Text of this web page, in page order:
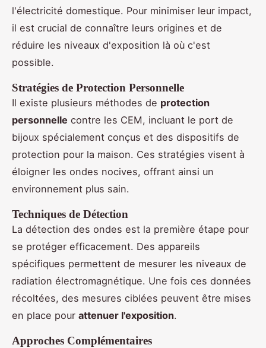
l'électricité domestique. Pour minimiser leur impact,
il est crucial de connaître leurs origines et de
réduire les niveaux d'exposition là où c'est
possible.
Stratégies de Protection Personnelle
Il existe plusieurs méthodes de protection
personnelle contre les CEM, incluant le port de
bijoux spécialement conçus et des dispositifs de
protection pour la maison. Ces stratégies visent à
éloigner les ondes nocives, offrant ainsi un
environnement plus sain.
Techniques de Détection
La détection des ondes est la première étape pour
se protéger efficacement. Des appareils
spécifiques permettent de mesurer les niveaux de
radiation électromagnétique. Une fois ces données
récoltées, des mesures ciblées peuvent être mises
en place pour attenuer l'exposition.
Approches Complémentaires